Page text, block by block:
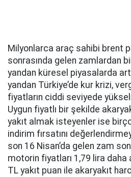
Milyonlarca araç sahibi brent
sonrasında gelen zamlardan
yandan küresel piyasalarda
yandan Türkiye’de kur krizi,
fiyatların ciddi seviyede
Uygun fiyatlı bir şekilde
yakıt almak isteyenler ise
indirim fırsatını
son 16 Nisan’da gelen zam
motorin fiyatları 1,79 lira daha
TL yakıt puan ile akaryakıt